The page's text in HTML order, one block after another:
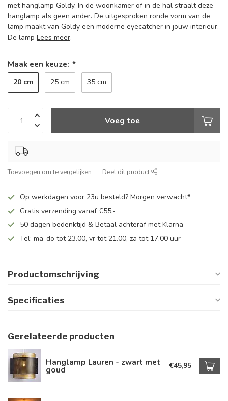
met hanglamp Goldy. In de woonkamer of in de hal straalt deze
hanglamp als geen ander. De uitgesproken ronde vorm van de
lamp maakt van Goldy een moderne eyecatcher in jouw interieur.
De lamp Lees meer.
Maak een keuze: *
20 cm 25 cm 35 cm
Voeg toe
Toevoegen om te vergelijken Deel dit product
Op werkdagen voor 23u besteld? Morgen verwacht*
Gratis verzending vanaf €55,-
50 dagen bedenktijd & Betaal achteraf met Klarna
Tel: ma-do tot 23.00, vr tot 21.00, za tot 17.00 uur
Productomschrijving
Specificaties
Gerelateerde producten
Hanglamp Lauren - zwart met
goud €45,95